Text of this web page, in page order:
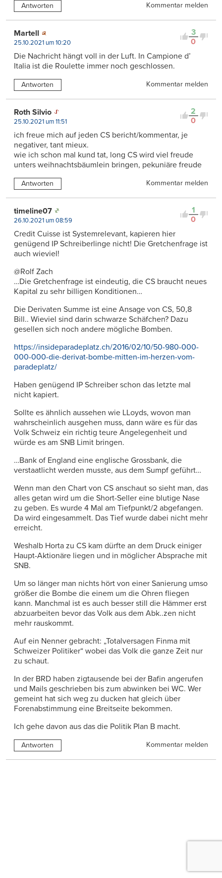
Antworten Kommentar melden
3
0
Martell
25.10.2021 um 10:20
Die Nachricht hängt voll in der Luft. In Campione d’
Italia ist die Roulette immer noch geschlossen.
Antworten Kommentar melden
2
0
Roth Silvio
25.10.2021 um 11:51
ich freue mich auf jeden CS bericht/kommentar, je
negativer, tant mieux.
wie ich schon mal kund tat, long CS wird viel freude
unters weihnachtsbäumlein bringen, pekuniäre freude
Antworten Kommentar melden
1
0
timeline07
26.10.2021 um 08:59
Credit Cuisse ist Systemrelevant, kapieren hier
genügend IP Schreiberlinge nicht! Die Gretchenfrage ist
auch wieviel!
@Rolf Zach
…Die Gretchenfrage ist eindeutig, die CS braucht neues
Kapital zu sehr billigen Konditionen…
Die Derivaten Summe ist eine Ansage von CS, 50,8
Bill.. Wieviel sind darin schwarze Schäfchen? Dazu
gesellen sich noch andere mögliche Bomben.
https://insideparadeplatz.ch/2016/02/10/50-980-000-
000-000-die-derivat-bombe-mitten-im-herzen-vom-
paradeplatz/
Haben genügend IP Schreiber schon das letzte mal
nicht kapiert.
Sollte es ähnlich aussehen wie LLoyds, wovon man
wahrscheinlich ausgehen muss, dann wäre es für das
Volk Schweiz ein richtig teure Angelegenheit und
würde es am SNB Limit bringen.
…Bank of England eine englische Grossbank, die
verstaatlicht werden musste, aus dem Sumpf geführt…
Wenn man den Chart von CS anschaut so sieht man, das
alles getan wird um die Short-Seller eine blutige Nase
zu geben. Es wurde 4 Mal am Tiefpunkt/2 abgefangen.
Da wird eingesammelt. Das Tief wurde dabei nicht mehr
erreicht.
Weshalb Horta zu CS kam dürfte an dem Druck einiger
Haupt-Aktionäre liegen und in möglicher Absprache mit
SNB.
Um so länger man nichts hört von einer Sanierung umso
größer die Bombe die einem um die Ohren fliegen
kann. Manchmal ist es auch besser still die Hämmer erst
abzuarbeiten bevor das Volk aus dem Abk..zen nicht
mehr rauskommt.
Auf ein Nenner gebracht: „Totalversagen Finma mit
Schweizer Politiker“ wobei das Volk die ganze Zeit nur
zu schaut.
In der BRD haben zigtausende bei der Bafin angerufen
und Mails geschrieben bis zum abwinken bei WC. Wer
gemeint hat sich weg zu ducken hat gleich über
Forenabstimmung eine Breitseite bekommen.
Ich gehe davon aus das die Politik Plan B macht.
Antworten Kommentar melden